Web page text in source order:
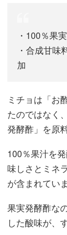
・100％果
・合成甘味
加
ミチョは「お
たのではなく
発酵酢」を原
100％果汁を
味しさとミネ
が含まれてい
果実発酵酢な
した酸味が、